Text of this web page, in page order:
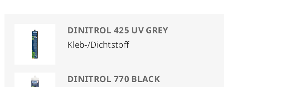
DINITROL 425 UV GREY
Kleb-/Dichtstoff
DINITROL 770 BLACK